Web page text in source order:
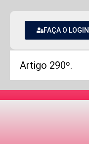
FAÇA O
Artigo 290º.